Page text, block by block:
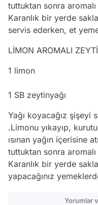
tuttuktan sonra
Karanlık bir yerde
servis ederken, et
LİMON AROMALI
1 limon
1 SB zeytinyağı
Yağı koyacağız şişeyi
.Limonu yıkayıp,
ısınan yağın içerisine
tuttuktan sonra
Karanlık bir yerde
yapacağınız
Yorumlar